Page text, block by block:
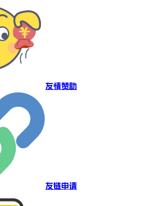
友情赞助
友链申请